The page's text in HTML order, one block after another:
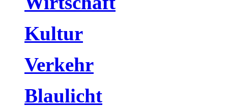
Kultur
Verkehr
Blaulicht